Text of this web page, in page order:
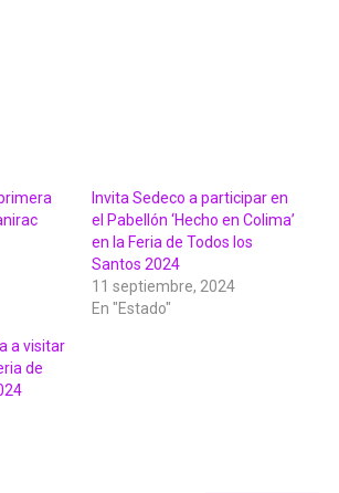
Invita Sedeco a participar en
el Pabellón ‘Hecho en Colima’
en la Feria de Todos los
Santos 2024
11 septiembre, 2024
En "Estado"
a visitar
de